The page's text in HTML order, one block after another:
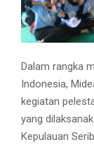
Dalam rangka
Indonesia,
kegiatan
yang
Kepulauan